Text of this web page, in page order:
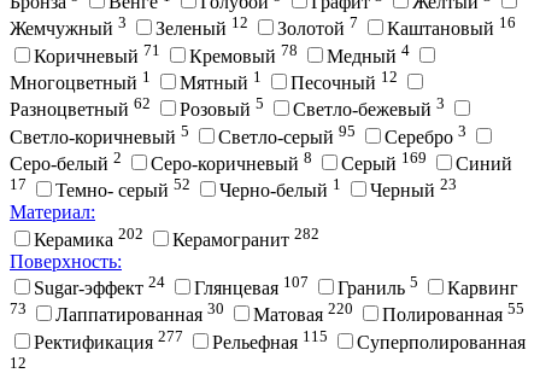
Жемчужный 3 Зеленый 12 Золотой 7 Каштановый 16
Коричневый 71 Кремовый 78 Медный 4
Многоцветный 1 Мятный 1 Песочный 12
Разноцветный 62 Розовый 5 Светло-бежевый 3
Светло-коричневый 5 Светло-серый 95 Серебро 3
Серо-белый 2 Серо-коричневый 8 Серый 169 Синий
17 Темно- серый 52 Черно-белый 1 Черный 23
Материал:
Керамика 202 Керамогранит 282
Поверхность:
Sugar-эффект 24 Глянцевая 107 Граниль 5 Карвинг
73 Лаппатированная 30 Матовая 220 Полированная 55
Ректификация 277 Рельефная 115 Суперполированная
12